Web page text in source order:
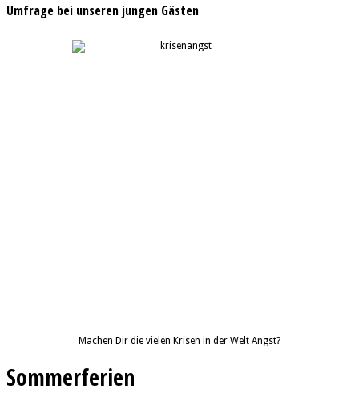
Umfrage bei unseren jungen Gästen
Machen Dir die vielen Krisen in der Welt Angst?
Sommerferien